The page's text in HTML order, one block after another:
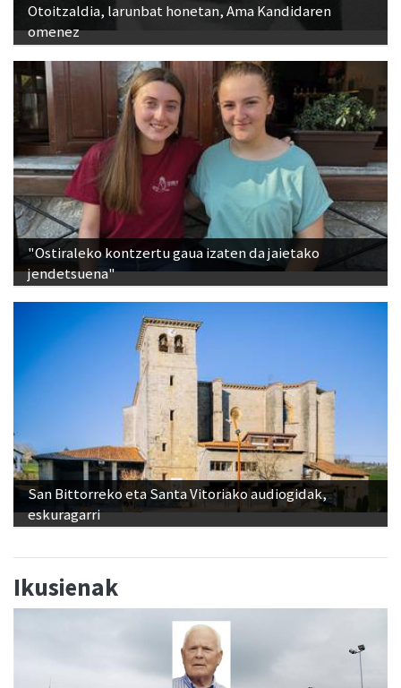
Otoitzaldia, larunbat honetan, Ama Kandidaren
omenez
"Ostiraleko kontzertu gaua izaten da jaietako
jendetsuena"
San Bittorreko eta Santa Vitoriako audiogidak,
eskuragarri
Ikusienak